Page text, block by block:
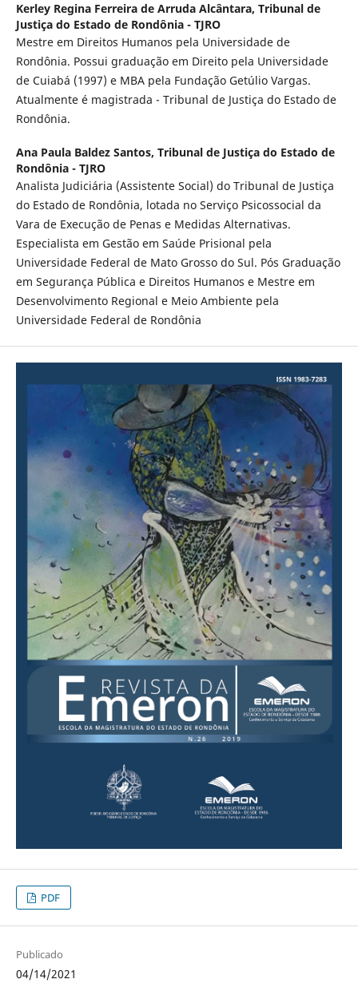
Kerley Regina Ferreira de Arruda Alcântara, Tribunal de
Justiça do Estado de Rondônia - TJRO
Mestre em Direitos Humanos pela Universidade de
Rondônia. Possui graduação em Direito pela Universidade
de Cuiabá (1997) e MBA pela Fundação Getúlio Vargas.
Atualmente é magistrada - Tribunal de Justiça do Estado de
Rondônia.
Ana Paula Baldez Santos, Tribunal de Justiça do Estado de
Rondônia - TJRO
Analista Judiciária (Assistente Social) do Tribunal de Justiça
do Estado de Rondônia, lotada no Serviço Psicossocial da
Vara de Execução de Penas e Medidas Alternativas.
Especialista em Gestão em Saúde Prisional pela
Universidade Federal de Mato Grosso do Sul. Pós Graduação
em Segurança Pública e Direitos Humanos e Mestre em
Desenvolvimento Regional e Meio Ambiente pela
Universidade Federal de Rondônia
PDF
Publicado
04/14/2021